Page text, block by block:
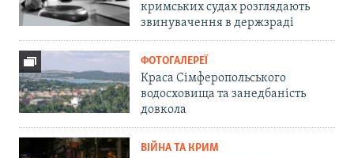
кримських судах розглядають
звинувачення в держзраді
ФОТОГАЛЕРЕЇ
Краса Сімферопольського
водосховища та занедбаність
довкола
ВІЙНА ТА КРИМ